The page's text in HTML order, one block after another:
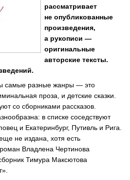
рассматривает
не опубликованные
произведения,
а рукописи —
оригинальные
авторские тексты.
самые разные жанры — это
проза, и детские сказки.
со сборниками рассказов.
в списке соседствуют
и Екатеринбург, Путивль и Рига.
не издана, хотя есть
Владлена Чертинова
Тимура Максютова